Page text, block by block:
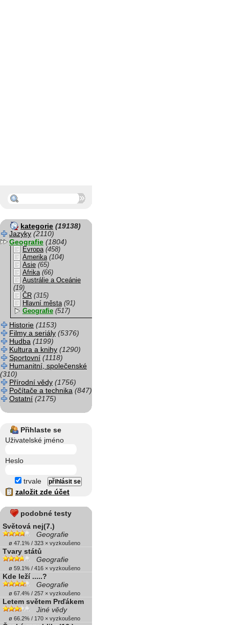
kategorie (19138)
Jazyky (2110)
Geografie (1804)
Evropa (458)
Amerika (104)
Asie (65)
Afrika (66)
Austrálie a Oceánie
(19)
ČR (315)
Hlavní města (91)
Geografie (517)
Historie (1153)
Filmy a seriály (5376)
Hudba (1199)
Kultura a knihy (1290)
Sportovní (1118)
Humanitní, společenské
(310)
Přírodní vědy (1756)
Počítače a technika (847)
Ostatní (2175)
Přihlaste se
Uživatelské jméno
Heslo
trvale
založit zde účet
podobné testy
Světová nej(7.)
Geografie
ø 47.1% / 323 × vyzkoušeno
Tvary států
Geografie
ø 59.1% / 416 × vyzkoušeno
Kde leží .....?
Geografie
ø 67.4% / 257 × vyzkoušeno
Letem světem Prďákem
Jiné vědy
ø 66.2% / 170 × vyzkoušeno